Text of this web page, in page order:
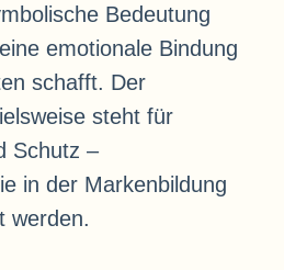
Bedeutung
emotionale Bindung
schafft. Der
steht für
Schutz –
in der Markenbildung
werden.